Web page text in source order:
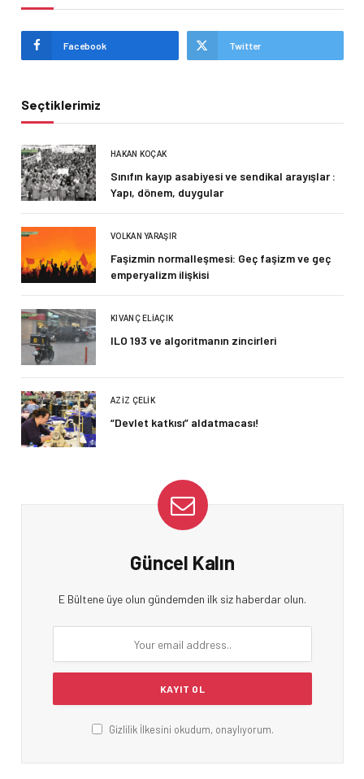
Facebook Twitter
Seçtiklerimiz
HAKAN KOÇAK
Sınıfın kayıp asabiyesi ve sendikal arayışlar :
Yapı, dönem, duygular
VOLKAN YARAŞIR
Faşizmin normalleşmesi: Geç faşizm ve geç
emperyalizm ilişkisi
KIVANÇ ELIAÇIK
ILO 193 ve algoritmanın zincirleri
AZIZ ÇELIK
“Devlet katkısı” aldatmacası!
Güncel Kalın
E Bültene üye olun gündemden ilk siz haberdar olun.
Gizlilik İlkesini okudum, onaylıyorum.